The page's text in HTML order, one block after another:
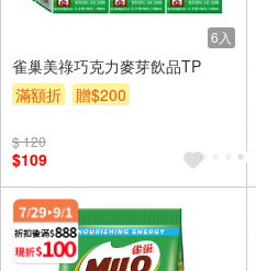
6入
雀巢美祿巧克力麥芽飲品TP
滿額折
贈$200
$ 120
$109